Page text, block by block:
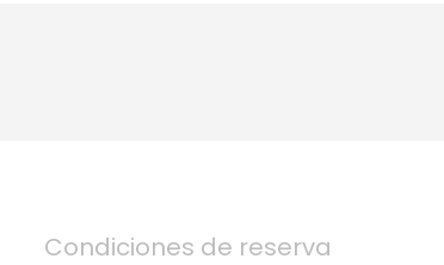
Condiciones de reserva